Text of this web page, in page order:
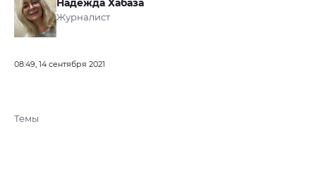
Надежда Хабаза
Журналист
08:49, 14 сентября 2021
Темы